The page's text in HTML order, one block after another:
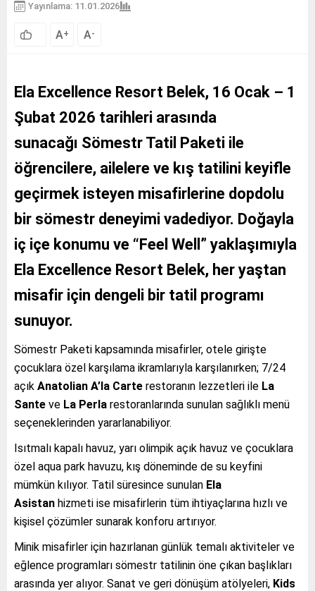
Yayınlama: 11.01.2026
A+ A-
Ela Excellence Resort Belek, 16 Ocak – 1
Şubat 2026 tarihleri arasında
sunacağı Sömestr Tatil Paketi ile
öğrencilere, ailelere ve kış tatilini keyifle
geçirmek isteyen misafirlerine dopdolu
bir sömestr deneyimi vadediyor. Doğayla
iç içe konumu ve “Feel Well” yaklaşımıyla
Ela Excellence Resort Belek, her yaştan
misafir için dengeli bir tatil programı
sunuyor.
Sömestr Paketi kapsamında misafirler, otele girişte
çocuklara özel karşılama ikramlarıyla karşılanırken; 7/24
açık Anatolian A’la Carte restoranın lezzetleri ile La
Sante ve La Perla restoranlarında sunulan sağlıklı menü
seçeneklerinden yararlanabiliyor.
Isıtmalı kapalı havuz, yarı olimpik açık havuz ve çocuklara
özel aqua park havuzu, kış döneminde de su keyfini
mümkün kılıyor. Tatil süresince sunulan Ela
Asistan hizmeti ise misafirlerin tüm ihtiyaçlarına hızlı ve
kişisel çözümler sunarak konforu artırıyor.
Minik misafirler için hazırlanan günlük temalı aktiviteler ve
eğlence programları sömestr tatilinin öne çıkan başlıkları
arasında yer alıyor. Sanat ve geri dönüşüm atölyeleri, Kids